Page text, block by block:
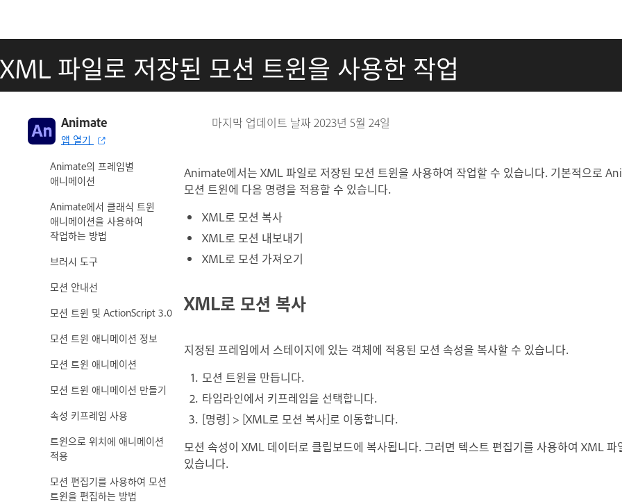
XML 파일로 저장된 모션 트윈을 사용한 작업
마지막 업데이트 날짜2023년 5월 24일
Animate
앱 열기
애니메이션
Animate의 애니메이션 기본
Animate에서 프레임 및
키프레임을 사용하는 방법
Animate의 프레임별
애니메이션
Animate에서 클래식 트윈
애니메이션을 사용하여
작업하는 방법
브러시 도구
모션 안내선
모션 트윈 및 ActionScript 3.0
모션 트윈 애니메이션 정보
모션 트윈 애니메이션
모션 트윈 애니메이션 만들기
속성 키프레임 사용
트윈으로 위치에 애니메이션
적용
모션 편집기를 사용하여 모션
트윈을 편집하는 방법
Animate에서는 XML 파일로 저장된 모션 트윈을 사용하여 작업할 수 있습니다. 기본적으로
모션 트윈에 다음 명령을 적용할 수 있습니다.
XML로 모션 복사
XML로 모션 내보내기
XML로 모션 가져오기
XML로 모션 복사
지정된 프레임에서 스테이지에 있는 객체에 적용된 모션 속성을 복사할 수 있습니다.
모션 트윈을 만듭니다.
타임라인에서 키프레임을 선택합니다.
[명령] > [XML로 모션 복사]로 이동합니다.
모션 속성이 XML 데이터로 클립보드에 복사됩니다. 그러면 텍스트 편집기를 사용하여 XML 파
있습니다.